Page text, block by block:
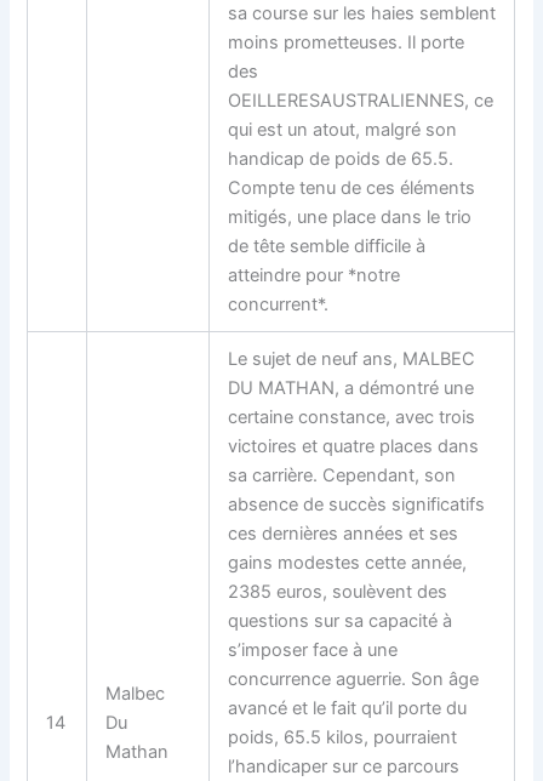
sa course sur les haies semblent
moins prometteuses. Il porte
des
OEILLERESAUSTRALIENNES, ce
qui est un atout, malgré son
handicap de poids de 65.5.
Compte tenu de ces éléments
mitigés, une place dans le trio
de tête semble difficile à
atteindre pour *notre
concurrent*.
14
Malbec
Du
Mathan
Le sujet de neuf ans, MALBEC
DU MATHAN, a démontré une
certaine constance, avec trois
victoires et quatre places dans
sa carrière. Cependant, son
absence de succès significatifs
ces dernières années et ses
gains modestes cette année,
2385 euros, soulèvent des
questions sur sa capacité à
s’imposer face à une
concurrence aguerrie. Son âge
avancé et le fait qu’il porte du
poids, 65.5 kilos, pourraient
l’handicaper sur ce parcours